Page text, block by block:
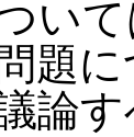
い
題
論